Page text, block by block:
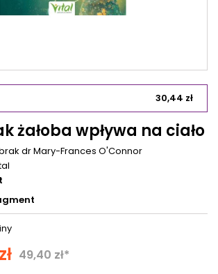
30,44 zł
żałoba wpływa na ciało
dr Mary-Frances O'Connor
49,40 zł*